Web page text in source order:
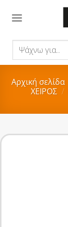
για..
Αρχική σελίδα
ΧΕΙΡΟΣ /